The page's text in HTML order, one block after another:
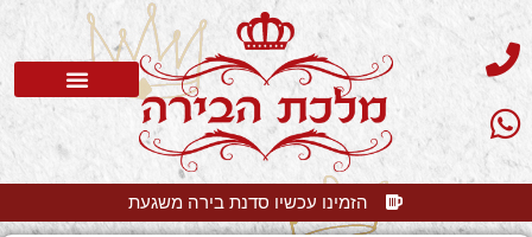
הזמינו עכשיו סדנת בירה משגעת